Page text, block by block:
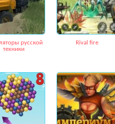
русской
техники
Rival fire